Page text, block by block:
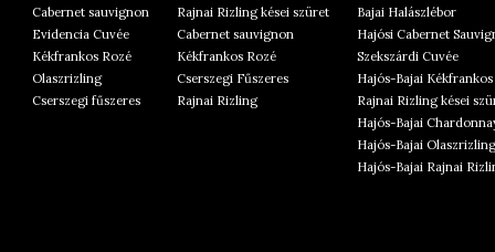
Cabernet sauvignon
Evidencia Cuvée
Kékfrankos Rozé
Olaszrizling
Cserszegi fűszeres
Rajnai Rizling kései szüret
Cabernet sauvignon
Kékfrankos Rozé
Cserszegi Fűszeres
Rajnai Rizling
Bajai Halászlébor
Hajósi Cabernet
Szekszárdi Cuvée
Hajós-Bajai
Rajnai Rizling kései
Hajós-Bajai
Hajós-Bajai Olaszrizling
Hajós-Bajai Rajnai